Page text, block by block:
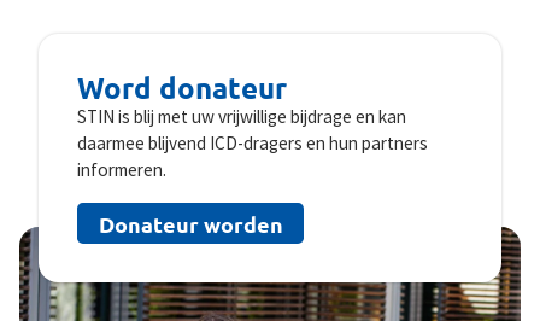
Word donateur
STIN is blij met uw vrijwillige bijdrage en kan
daarmee blijvend ICD-dragers en hun partners
informeren.
Donateur worden